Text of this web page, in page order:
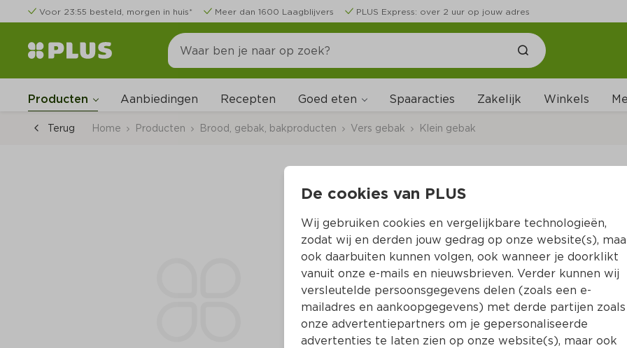
Voor 23:55 besteld, morgen in huis* Meer dan 1600 Laagblijvers PLUS Express: over 2 uur op jouw adres
Producten Aanbiedingen Recepten Goed eten Spaaracties Zakelijk Winkels
Terug Home Producten Brood, gebak, bakproducten Vers gebak Klein gebak
PLUS Korenlanders
Per Doos 1 st
Product niet beschikbaar bij jouw PLUS.
De cookies van PLUS
Wij gebruiken cookies en vergelijkbare technologieën,
zodat wij en derden jouw gedrag op onze website(s),
ook daarbuiten kunnen volgen, ook wanneer je doorklikt
vanuit onze e-mails en nieuwsbrieven. Verder kunnen wij
versleutelde persoonsgegevens delen (zoals een e-
mailadres en aankoopgegevens) met derde partijen zoals
onze advertentiepartners om je gepersonaliseerde
advertenties te laten zien op onze website(s), maar ook